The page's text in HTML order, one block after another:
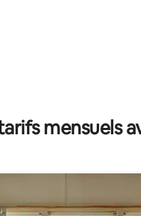
mensuels